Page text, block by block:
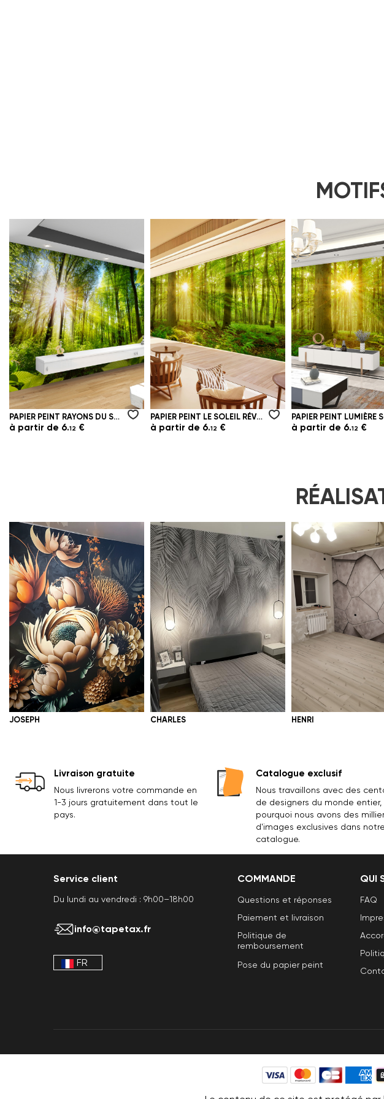
PAPIER PEINT RAYONS DU SOLEIL DU MATIN DANS LA FORÊT VERTE
à partir de 6.12 €
PAPIER PEINT LE SOLEIL RÉVEILLE LA FORÊT NOCTURNE
à partir de 6.12 €
PAPIER PEINT LUMIÈRE SOLAIRE DANS LA FORÊT
à partir de 6.12 €
JOSEPH CHARLES HENRI
Livraison gratuite
Nous livrerons votre commande en
1-3 jours gratuitement dans tout le
pays.
Catalogue exclusif
Nous travaillons avec des
de designers du monde
pourquoi nous avons des
d'images exclusives dans notre
catalogue.
Service client
Du lundi au vendredi : 9h00–18h00
info@tapetax.fr
FR
COMMANDE
Questions et réponses
Paiement et livraison
Politique de
remboursement
Pose du papier peint
QUI
FAQ